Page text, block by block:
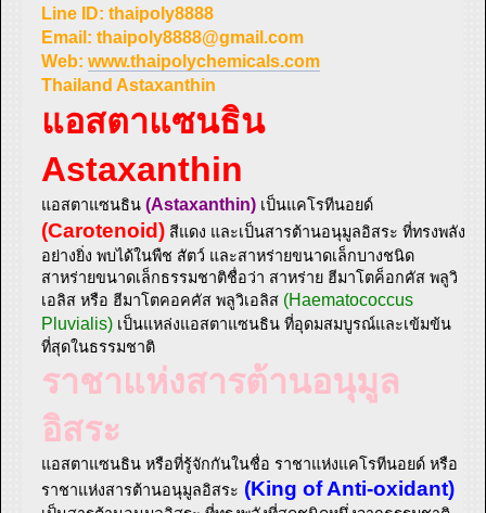
Line ID: thaipoly8888
Email:thaipoly8888@gmail.com
Web:www.thaipolychemicals.com
Thailand Astaxanthin
แอสตาแซนธิน
Astaxanthin
แอสตาแซนธิน (Astaxanthin) เป็นแคโรทีนอยด์
(Carotenoid) สีแดง และเป็นสารต้านอนุมูลอิสระ ที่ทรงพลัง
อย่างยิ่ง พบได้ในพืช สัตว์ และสาหร่ายขนาดเล็กบางชนิด
สาหร่ายขนาดเล็กธรรมชาติชื่อว่า สาหร่าย ฮีมาโตค็อกคัส พลูวิ
เอลิส หรือ ฮีมาโตคอคคัส พลูวิเอลิส (Haematococcus
Pluvialis) เป็นแหล่งแอสตาแซนธิน ที่อุดมสมบูรณ์และเข้มข้น
ที่สุดในธรรมชาติ
ราชาแห่งสารต้านอนุมูล
อิสระ
แอสตาแซนธิน หรือที่รู้จักกันในชื่อ ราชาแห่งแคโรทีนอยด์ หรือ
ราชาแห่งสารต้านอนุมูลอิสระ (King of Anti-oxidant)